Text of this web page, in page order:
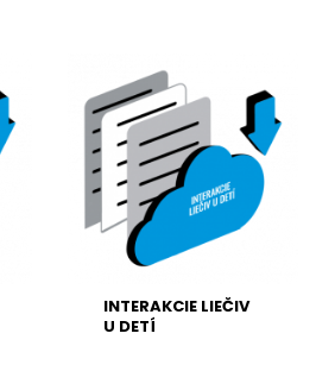
INTERAKCIE LIEČIV
U DETÍ